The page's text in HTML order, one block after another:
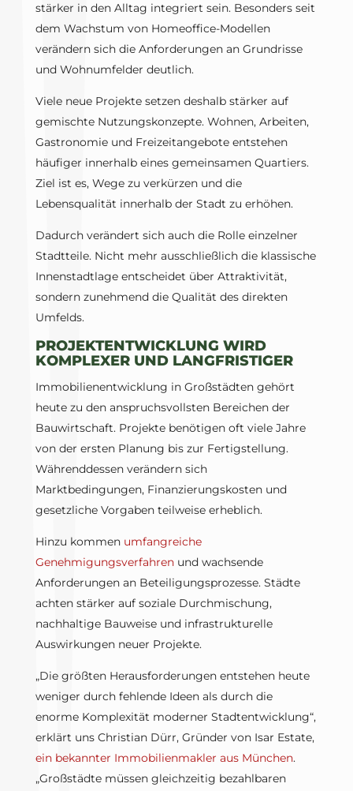
stärker in den Alltag integriert sein. Besonders seit
dem Wachstum von Homeoffice-Modellen
verändern sich die Anforderungen an Grundrisse
und Wohnumfelder deutlich.
Viele neue Projekte setzen deshalb stärker auf
gemischte Nutzungskonzepte. Wohnen, Arbeiten,
Gastronomie und Freizeitangebote entstehen
häufiger innerhalb eines gemeinsamen Quartiers.
Ziel ist es, Wege zu verkürzen und die
Lebensqualität innerhalb der Stadt zu erhöhen.
Dadurch verändert sich auch die Rolle einzelner
Stadtteile. Nicht mehr ausschließlich die klassische
Innenstadtlage entscheidet über Attraktivität,
sondern zunehmend die Qualität des direkten
Umfelds.
PROJEKTENTWICKLUNG WIRD
KOMPLEXER UND LANGFRISTIGER
Immobilienentwicklung in Großstädten gehört
heute zu den anspruchsvollsten Bereichen der
Bauwirtschaft. Projekte benötigen oft viele Jahre
von der ersten Planung bis zur Fertigstellung.
Währenddessen verändern sich
Marktbedingungen, Finanzierungskosten und
gesetzliche Vorgaben teilweise erheblich.
Hinzu kommen umfangreiche
Genehmigungsverfahrenund wachsende
Anforderungen an Beteiligungsprozesse. Städte
achten stärker auf soziale Durchmischung,
nachhaltige Bauweise und infrastrukturelle
Auswirkungen neuer Projekte.
„Die größten Herausforderungen entstehen heute
weniger durch fehlende Ideen als durch die
enorme Komplexität moderner Stadtentwicklung“,
erklärt uns Christian Dürr, Gründer von Isar Estate,
ein bekannter Immobilienmakler aus München.
„Großstädte müssen gleichzeitig bezahlbaren